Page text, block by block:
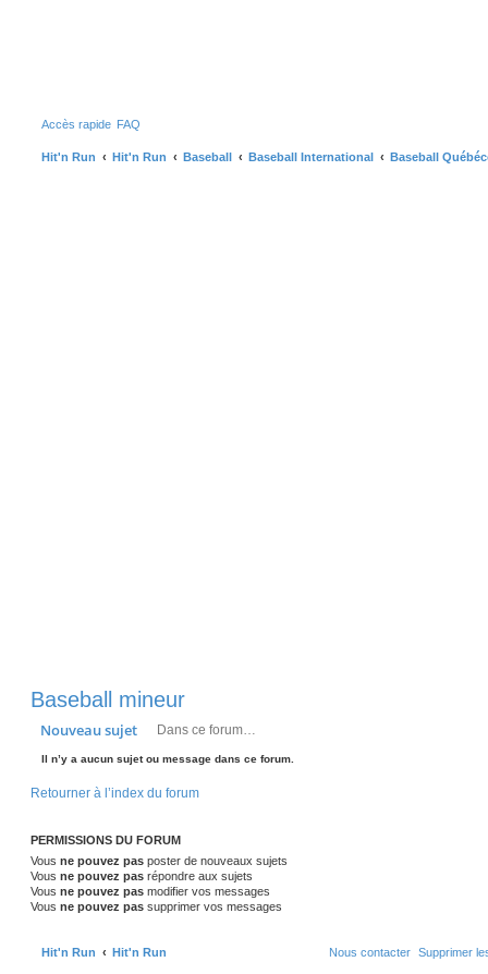
Accès rapide FAQ
Hit'n Run Hit'n Run Baseball Baseball International Baseball
Baseball mineur
Nouveau sujet
Il n’y a aucun sujet ou message dans ce forum.
Retourner à l’index du forum
PERMISSIONS DU FORUM
Vous ne pouvez pas poster de nouveaux sujets
Vous ne pouvez pas répondre aux sujets
Vous ne pouvez pas modifier vos messages
Vous ne pouvez pas supprimer vos messages
Hit'n Run Hit'n Run Supprimer
Nous contacter